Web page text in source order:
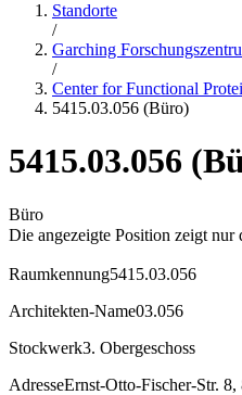
Standorte
/
Garching
/
Center for Functional
5415.03.056 (Büro)
5415.03.056
Büro
Die angezeigte Position zeigt nur
Raumkennung5415.03.056
Architekten-Name03.056
Stockwerk3. Obergeschoss
AdresseErnst-Otto-Fischer-Str.